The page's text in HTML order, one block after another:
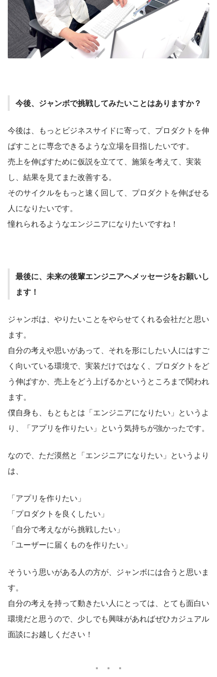
今後、ジャンボで挑戦してみたいことはありますか？
今後は、もっとビジネスサイドに寄って、プロダクトを伸
ばすことに専念できるような立場を目指したいです。
売上を伸ばすために仮説を立てて、施策を考えて、実装
し、結果を見てまた改善する。
そのサイクルをもっと速く回して、プロダクトを伸ばせる
人になりたいです。
憧れられるようなエンジニアになりたいですね！
最後に、未来の後輩エンジニアへメッセージをお願いし
ます！
ジャンボは、やりたいことをやらせてくれる会社だと思い
ます。
自分の考えや思いがあって、それを形にしたい人にはすご
く向いている環境で、実装だけではなく、プロダクトをど
う伸ばすか、売上をどう上げるかというところまで関われ
ます。
僕自身も、もともとは「エンジニアになりたい」というよ
り、「アプリを作りたい」という気持ちが強かったです。
なので、ただ漠然と「エンジニアになりたい」というより
は、
「アプリを作りたい」
「プロダクトを良くしたい」
「自分で考えながら挑戦したい」
「ユーザーに届くものを作りたい」
そういう思いがある人の方が、ジャンボには合うと思いま
す。
自分の考えを持って動きたい人にとっては、とても面白い
環境だと思うので、少しでも興味があればぜひカジュアル
面談にお越しください！